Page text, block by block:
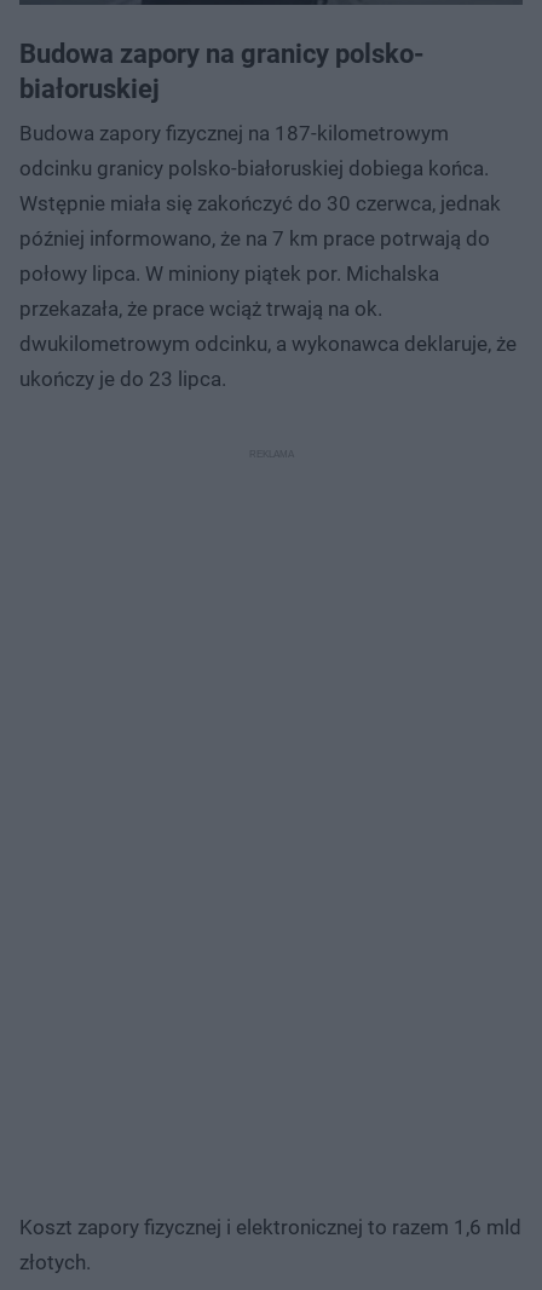
Budowa zapory na granicy polsko-
białoruskiej
Budowa zapory fizycznej na 187-kilometrowym
odcinku granicy polsko-białoruskiej dobiega końca.
Wstępnie miała się zakończyć do 30 czerwca, jednak
później informowano, że na 7 km prace potrwają do
połowy lipca. W miniony piątek por. Michalska
przekazała, że prace wciąż trwają na ok.
dwukilometrowym odcinku, a wykonawca deklaruje, że
ukończy je do 23 lipca.
Koszt zapory fizycznej i elektronicznej to razem 1,6 mld
złotych.